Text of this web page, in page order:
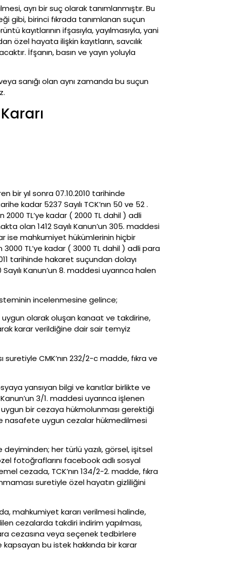
ayrı bir suç olarak tanımlanmış­tır. Bu
gibi, birinci fıkrada tanımlanan suçun
kayıtlarının ifşasıyla, yayılmasıyla, yani
özel hayata ilişkin kayıtların, savcılık
İfşanın, basın ve yayın yoluyla
sanığı olan aynı zamanda bu suçun
bir yıl sonra 07.10.2010 tarihinde
kadar 5237 Sayılı TCK’nın 50 ve 52 .
TL’ye kadar ( 2000 TL dahil ) adli
olan 1412 Sayılı Kanun’un 305. maddesi
ise mahkumiyet hükümlerinin hiçbir
TL’ye kadar ( 3000 TL dahil ) adli para
tarihinde hakaret suçundan dolayı
Kanun’un 8. maddesi uyarınca halen
incelenmesine gelince;
olarak oluşan kanaat ve takdirine,
karar verildiğine dair sair temyiz
suretiyle CMK’nın 232/2-c madde, fıkra ve
yansıyan bilgi ve kanıtlar birlikte ve
3/1. maddesi uyarınca işlenen
uygun bir cezaya hükmolunması gerektiği
nasafete uygun cezalar hükmedilmesi
deyiminden; her türlü yazılı, görsel, işitsel
fotoğraflarını facebook adlı sosyal
cezada, TCK’nın 134/2-2. madde, fıkra
suretiyle özel hayatın gizliliğini
mahkumiyet kararı verilmesi halinde,
cezalarda takdiri indirim yapılması,
cezasına veya seçenek tedbirlere
bu istek hakkında bir karar